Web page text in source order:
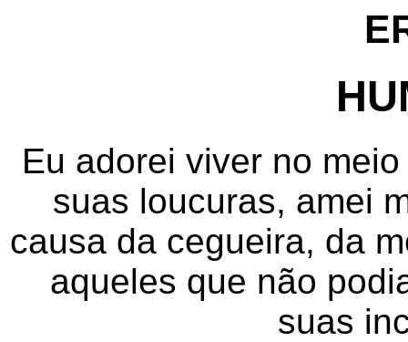
Eu adorei viver no
suas loucuras, amei
causa da cegueira, da
aqueles que não
suas